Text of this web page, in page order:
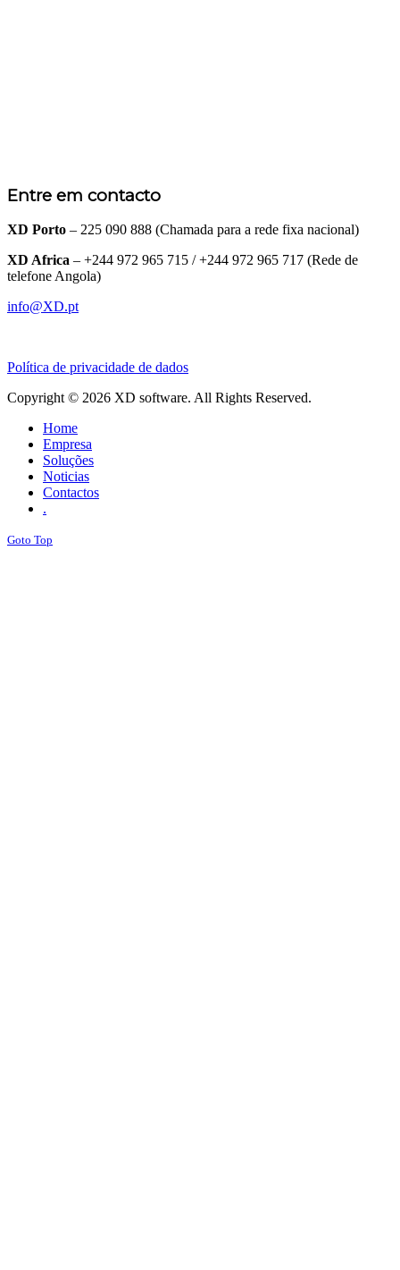
Entre em contacto
XD Porto – 225 090 888 (Chamada para a rede fixa nacional)
XD Africa – +244 972 965 715 / +244 972 965 717 (Rede de
telefone Angola)
info@XD.pt
Política de privacidade de dados
Copyright © 2026 XD software. All Rights Reserved.
Home
Empresa
Soluções
Noticias
Contactos
.
Goto Top